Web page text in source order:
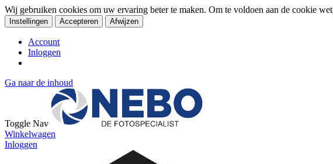
Wij gebruiken cookies om uw ervaring beter te maken. Om te voldoen aan de cookie
Instellingen Accepteren Afwijzen
Account
Inloggen
Ga naar de inhoud
Toggle Nav
Winkelwagen
Inloggen